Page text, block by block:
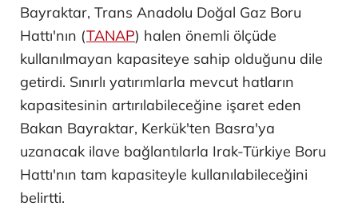
Bayraktar, Trans Anadolu Doğal Gaz Boru
Hattı'nın (TANAP) halen önemli ölçüde
kullanılmayan kapasiteye sahip olduğunu dile
getirdi. Sınırlı yatırımlarla mevcut hatların
kapasitesinin artırılabileceğine işaret eden
Bakan Bayraktar, Kerkük'ten Basra'ya
uzanacak ilave bağlantılarla Irak-Türkiye Boru
Hattı'nın tam kapasiteyle kullanılabileceğini
belirtti.